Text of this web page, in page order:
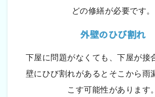
どの修繕が必要です。
外壁のひび割れ
下屋に問題がなくても、下屋が接
壁にひび割れがあるとそこから雨
こす可能性があります。